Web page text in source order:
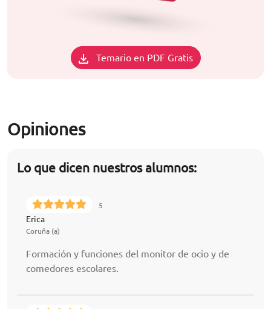
Temario en PDF Gratis
Opiniones
Lo que dicen nuestros alumnos:
5
Erica
Coruña (a)
Formación y funciones del monitor de ocio y de
comedores escolares.